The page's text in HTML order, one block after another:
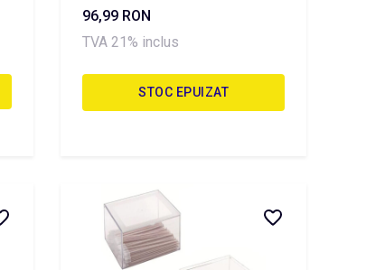
96,99 RON
TVA 21% inclus
STOC EPUIZAT